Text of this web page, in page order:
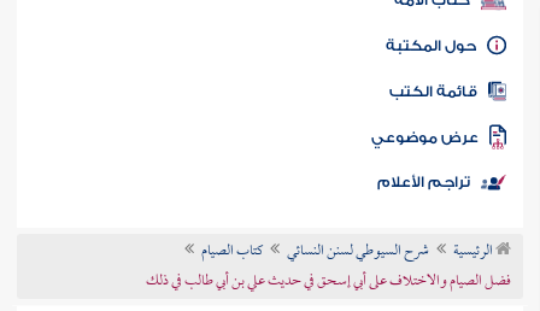
كتاب الأمة
المكتبة
الكتب
موضوعي
تراجم الأعلام
الرئيسية شرح السيوطي لسنن النسائي
كتاب الصيام
فضل الصيام والاختلاف على أبي إسحق في حديث علي بن أبي طالب في ذلك